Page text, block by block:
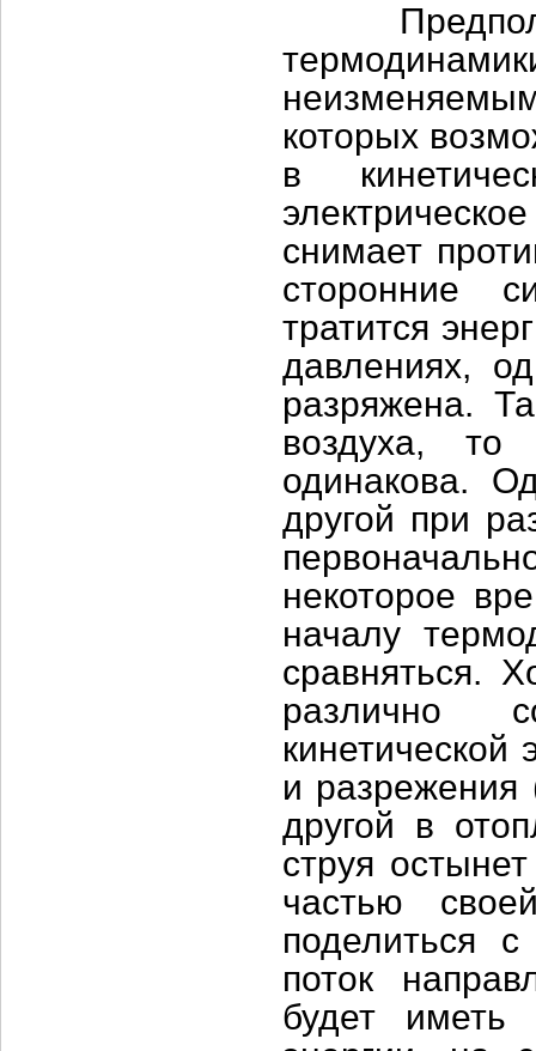
которых
в
снимает
сторонние
тратится
давлениях,
разряжена.
воздуха, то
одинакова.
другой при
некоторое
началу
сравняться.
различно
кинетической
и разрежения
другой в
струя
частью
поделиться
поток
будет